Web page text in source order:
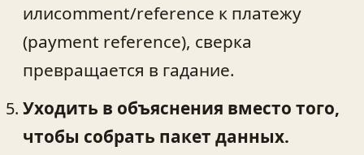
илиcomment/reference к платежу
(payment reference), сверка
превращается в гадание.
Уходить в объяснения вместо того,
чтобы собрать пакет данных.